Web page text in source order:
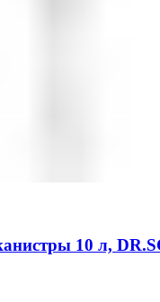
10 л,